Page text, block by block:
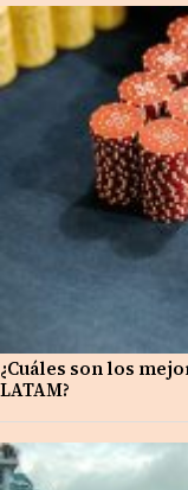
¿Cuáles son los
LATAM?